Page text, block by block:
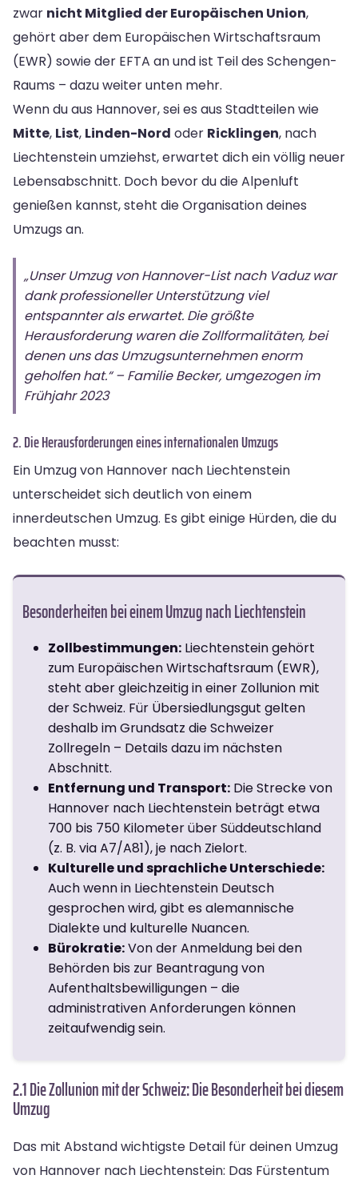
zwar nicht Mitglied der Europäischen Union,
gehört aber dem Europäischen Wirtschaftsraum
(EWR) sowie der EFTA an und ist Teil des Schengen-
Raums – dazu weiter unten mehr.
Wenn du aus Hannover, sei es aus Stadtteilen wie
Mitte, List, Linden-Nord oder Ricklingen, nach
Liechtenstein umziehst, erwartet dich ein völlig neuer
Lebensabschnitt. Doch bevor du die Alpenluft
genießen kannst, steht die Organisation deines
Umzugs an.
„Unser Umzug von Hannover-List nach Vaduz war
dank professioneller Unterstützung viel
entspannter als erwartet. Die größte
Herausforderung waren die Zollformalitäten, bei
denen uns das Umzugsunternehmen enorm
geholfen hat.“ – Familie Becker, umgezogen im
Frühjahr 2023
2. Die Herausforderungen eines internationalen Umzugs
Ein Umzug von Hannover nach Liechtenstein
unterscheidet sich deutlich von einem
innerdeutschen Umzug. Es gibt einige Hürden, die du
beachten musst:
Besonderheiten bei einem Umzug nach Liechtenstein
Zollbestimmungen: Liechtenstein gehört
zum Europäischen Wirtschaftsraum (EWR),
steht aber gleichzeitig in einer Zollunion mit
der Schweiz. Für Übersiedlungsgut gelten
deshalb im Grundsatz die Schweizer
Zollregeln – Details dazu im nächsten
Abschnitt.
Entfernung und Transport: Die Strecke von
Hannover nach Liechtenstein beträgt etwa
700 bis 750 Kilometer über Süddeutschland
(z. B. via A7/A81), je nach Zielort.
Kulturelle und sprachliche Unterschiede:
Auch wenn in Liechtenstein Deutsch
gesprochen wird, gibt es alemannische
Dialekte und kulturelle Nuancen.
Bürokratie:Von der Anmeldung bei den
Behörden bis zur Beantragung von
Aufenthaltsbewilligungen – die
administrativen Anforderungen können
zeitaufwendig sein.
2.1 Die Zollunion mit der Schweiz: Die Besonderheit bei diesem
Umzug
Das mit Abstand wichtigste Detail für deinen Umzug
von Hannover nach Liechtenstein: Das Fürstentum